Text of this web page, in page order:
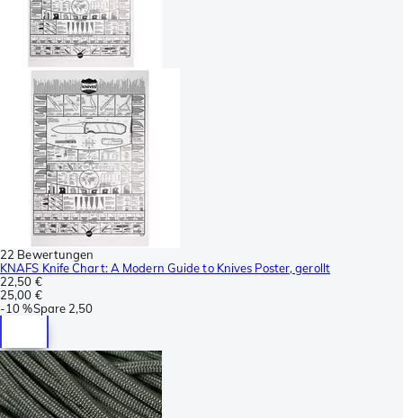
22 Bewertungen
KNAFS Knife Chart: A Modern Guide to Knives Poster, gerollt
22,50 €
25,00 €
-10 %Spare 2,50